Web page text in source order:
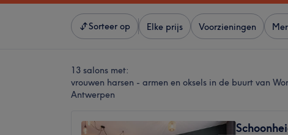
Sorteer op Elke prijs Voorzieningen
13 salons met:
vrouwen harsen - armen en oksels in de buurt van
Antwerpen